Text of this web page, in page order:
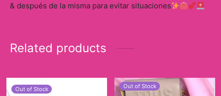
& después de la misma para evitar situaciones
Related products
Out of Stock Out of Stock